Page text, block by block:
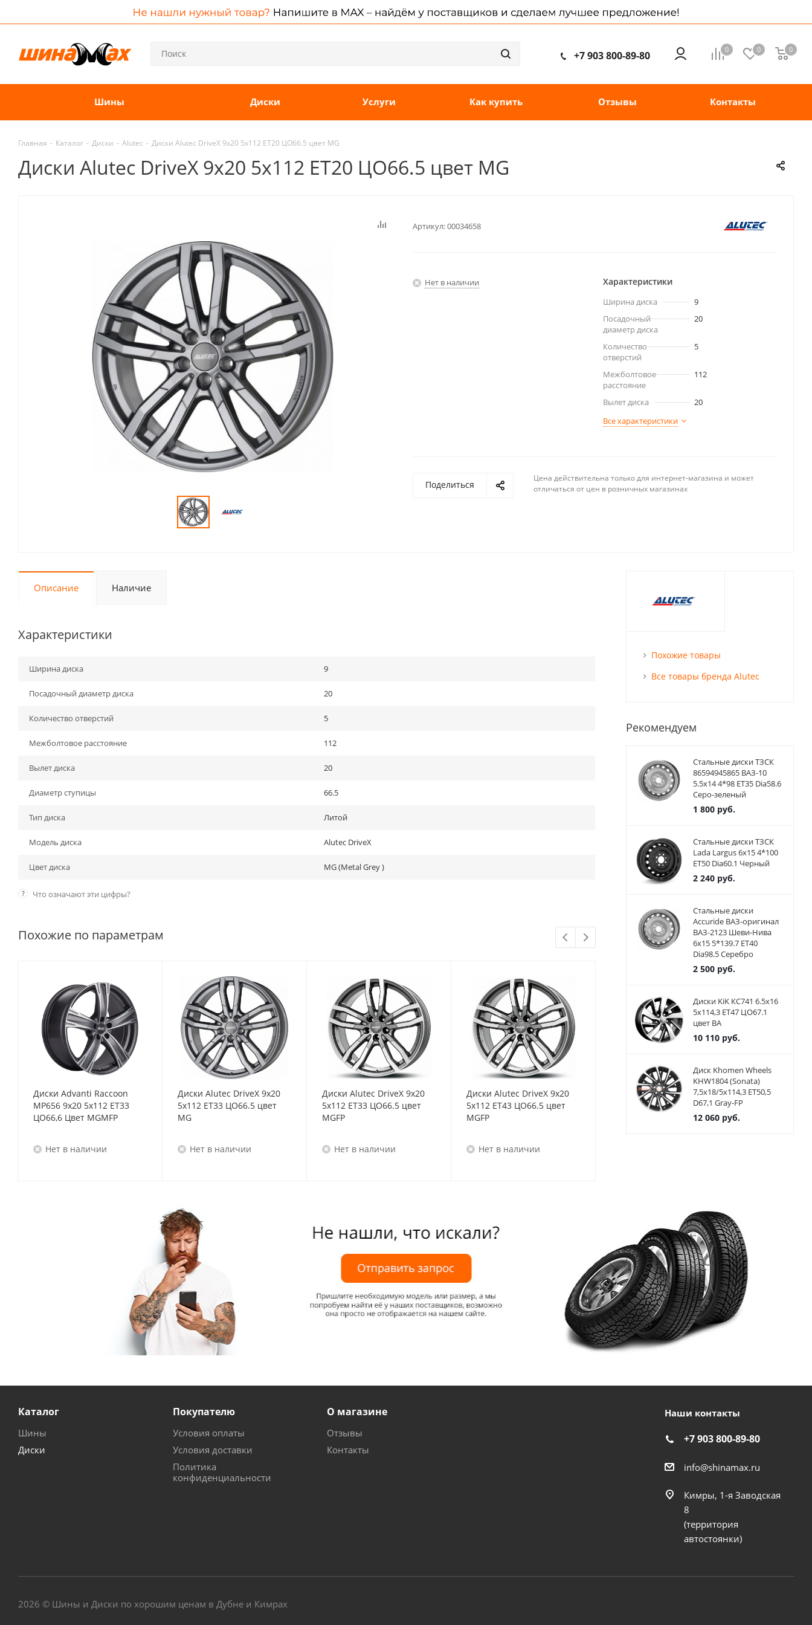
0 0 0
+7 903 800-89-80
Шины Диски Услуги Как купить Отзывы Контакты
Главная - Каталог - Диски - Alutec - Диски Alutec DriveX 9x20 5x112 ET20 ЦО66.5 цвет MG
Диски Alutec DriveX 9x20 5x112 ET20 ЦО66.5 цвет MG
Артикул:00034658
Нет в наличии Характеристики
Ширина диска
9
Посадочный
диаметр диска
20
Количество
отверстий
5
Межболтовое
расстояние
112
Вылет диска
20
Все характеристики
Поделиться
Цена действительна только для интернет-магазина и может
отличаться от цен в розничных магазинах
Описание Наличие
Характеристики
Ширина диска 9
Посадочный диаметр диска 20
Количество отверстий 5
Межболтовое расстояние 112
Вылет диска 20
Диаметр ступицы 66.5
Тип диска Литой
Модель диска Alutec DriveX
Цвет диска MG (Metal Grey )
? Что означают эти цифры?
Похожие по параметрам
Диски Advanti Raccoon
MP656 9x20 5x112 ET33
ЦО66,6 Цвет MGMFP
Нет в наличии
Диски Alutec DriveX 9x20
5x112 ET33 ЦО66.5 цвет
MG
Нет в наличии
Диски Alutec DriveX 9x20
5x112 ET33 ЦО66.5 цвет
MGFP
Нет в наличии
Диски Alutec DriveX 9x20
5x112 ET43 ЦО66.5 цвет
MGFP
Нет в наличии
Диски Alutec Pearl 9x20
5x112 ET25 ЦО66.5 цвет CG
Диски Alutec
Похожие товары
Все товары бренда Alutec
Рекомендуем
Стальные диски ТЗСК
86594945865 ВАЗ-10
5.5x14 4*98 ET35 Dia58.6
Серо-зеленый
1 800руб.
Стальные диски ТЗСК
Lada Largus 6x15 4*100
ET50 Dia60.1 Черный
2 240руб.
Стальные диски
Accuride ВАЗ-оригинал
ВАЗ-2123 Шеви-Нива
6x15 5*139.7 ET40
Dia98.5 Серебро
2 500руб.
Диски KiK КС741 6.5x16
5x114,3 ET47 ЦО67.1
цвет BA
10 110руб.
Диск Khomen Wheels
KHW1804 (Sonata)
7,5x18/5x114,3 ET50,5
D67,1 Gray-FP
12 060руб.
Каталог
Шины
Диски
Покупателю
Условия оплаты
Условия доставки
Политика
конфиденциальности
О магазине
Отзывы
Контакты
Наши контакты
+7 903 800-89-80
info@shinamax.ru
Кимры, 1-я Заводская
8
(территория
автостоянки)
2026 © Шины и Диски по хорошим ценам в Дубне и Кимрах